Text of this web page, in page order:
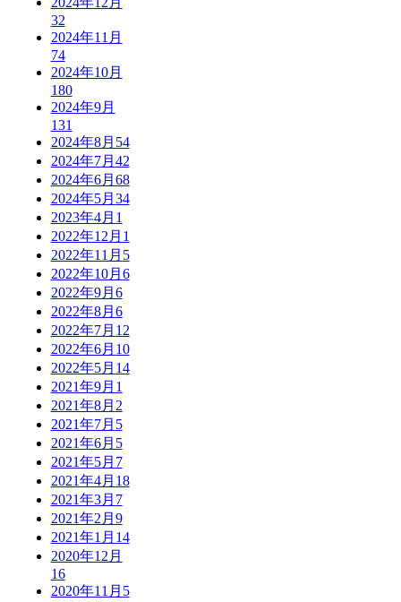
32
2024年11月
74
2024年10月
180
2024年9月
131
2024年8月 54
2024年7月 42
2024年6月 68
2024年5月 34
2023年4月 1
2022年12月 1
2022年11月 5
2022年10月 6
2022年9月 6
2022年8月 6
2022年7月 12
2022年6月 10
2022年5月 14
2021年9月 1
2021年8月 2
2021年7月 5
2021年6月 5
2021年5月 7
2021年4月 18
2021年3月 7
2021年2月 9
2021年1月 14
2020年12月
16
2020年11月 5